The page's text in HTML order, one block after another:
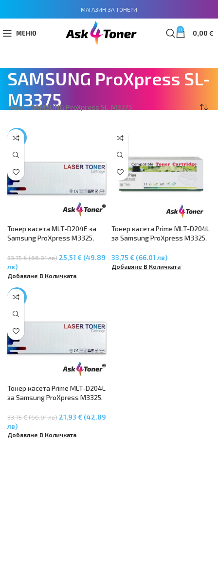
МАГАЗИН ЗА ТОНЕРИ
МЕНЮ 0 0,00 €
SAMSUNG ProXpress SL-
M3375
Home»SAMSUNG ProXpress SL-M3375
-24%
Тонер касета MLT-D204E за
Samsung ProXpress M3325,
M4075
33,75 € (66.01 лв) 25,51 € (49.89
лв)
Добавяне В Количката
Тонер касета Prime MLT-D204L
за Samsung ProXpress M3325,
M4075
33,75 € (66.01 лв)
Добавяне В Количката
-35%
Тонер касета Prime MLT-D204L
за Samsung ProXpress M3325,
M4075
33,75 € (66.01 лв) 21,93 € (42.89
лв)
Добавяне В Количката